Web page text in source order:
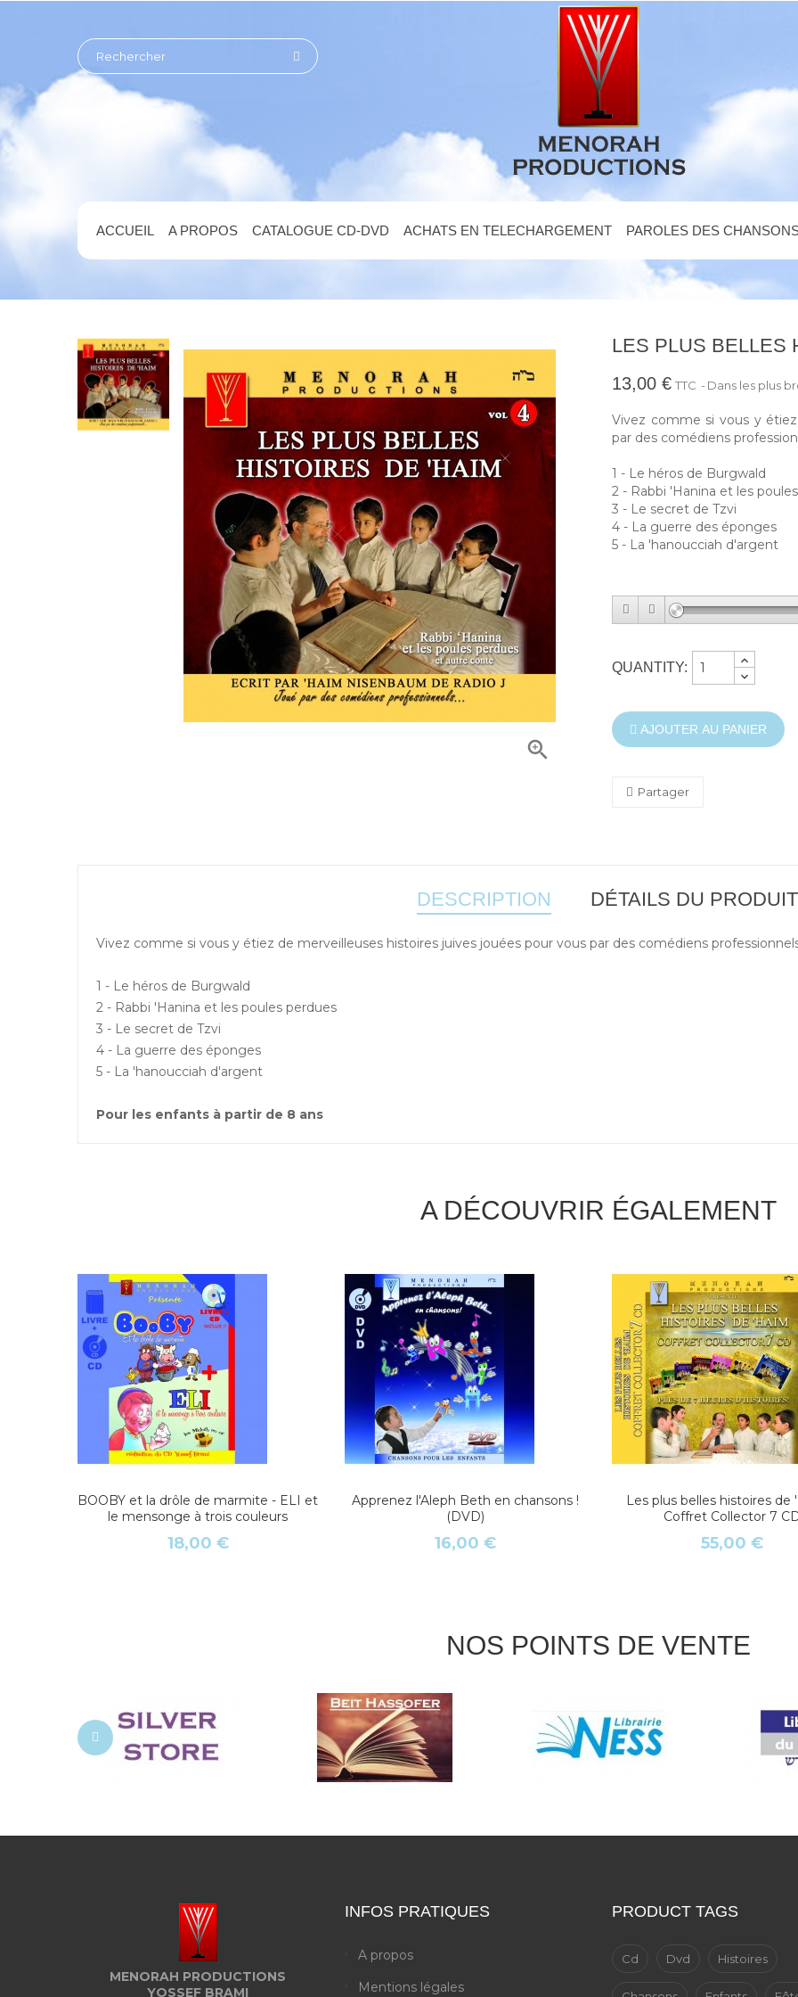
ACCUEIL A PROPOS CATALOGUE CD-DVD ACHATS EN TELECHARGEMENT PAROLES DES

LES PLUS BELLES
13,00 € TTC Dans les plus
Vivez comme si vous y
par des comédiens
1 - Le héros de Burgwald
2 - Rabbi 'Hanina et les
3 - Le secret de Tzvi
4 - La guerre des éponges
5 - La 'hanoucciah d'argent
QUANTITY:
AJOUTER AU PANIER
Partager
DESCRIPTION DÉTAILS DU PRODUIT
Vivez comme si vous y étiez de merveilleuses histoires juives jouées pour vous par des comédiens
1 - Le héros de Burgwald
2 - Rabbi 'Hanina et les poules perdues
3 - Le secret de Tzvi
4 - La guerre des éponges
5 - La 'hanoucciah d'argent
Pour les enfants à partir de 8 ans
A DÉCOUVRIR ÉGALEMENT
BOOBY et la drôle de marmite - ELI et
le mensonge à trois couleurs
18,00 €
Apprenez l'Aleph Beth en chansons !
(DVD)
16,00 €
Les plus belles histoires de
Coffret Collector 7
55,00 €
NOS POINTS DE VENTE
MENORAH PRODUCTIONS
YOSSEF BRAMI
INFOS PRATIQUES
A propos
Mentions légales
PRODUCT TAGS
Cd Dvd Histoires